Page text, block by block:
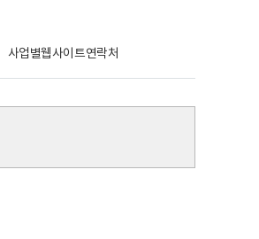
사업별웹사이트연락처